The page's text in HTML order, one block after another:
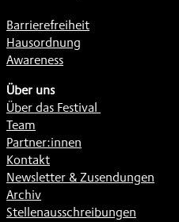
Barrierefreiheit
Hausordnung
Awareness
Über uns
Über das Festival
Team
Partner:innen
Kontakt
Newsletter & Zusendungen
Archiv
Stellenausschreibungen